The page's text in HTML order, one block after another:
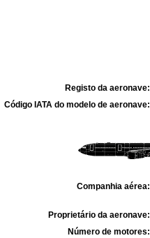
Registo da aeronave:
Código IATA do modelo de aeronave:
Companhia aérea:
Proprietário da aeronave:
Número de motores: